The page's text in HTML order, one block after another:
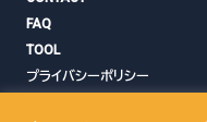
FAQ
TOOL
プライバシーポリシー